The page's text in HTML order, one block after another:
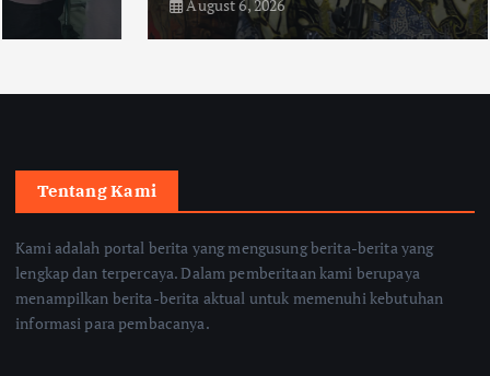
August 6, 2026
Tentang Kami
Kami adalah portal berita yang mengusung berita-berita yang
lengkap dan terpercaya. Dalam pemberitaan kami berupaya
menampilkan berita-berita aktual untuk memenuhi kebutuhan
informasi para pembacanya.